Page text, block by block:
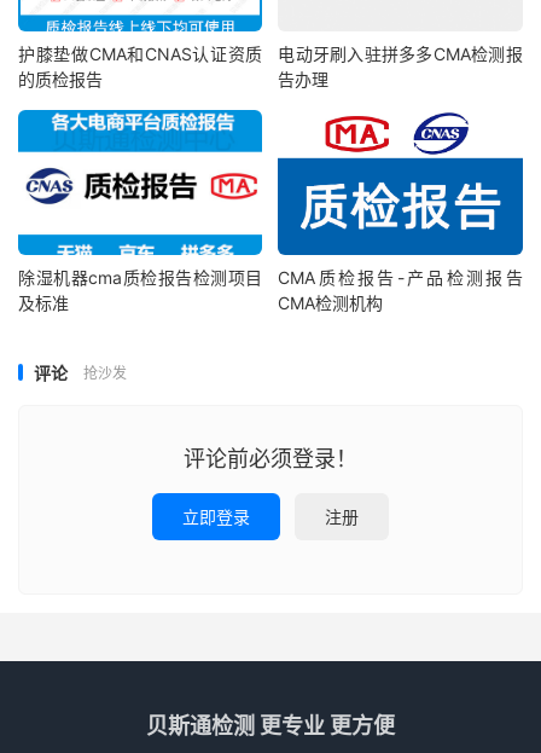
护膝垫做CMA和CNAS认证资质
的质检报告
电动牙刷入驻拼多多CMA检测报
告办理
除湿机器cma质检报告检测项目
及标准
CMA质检报告-产品检测报告
CMA检测机构
评论 抢沙发
评论前必须登录！
立即登录 注册
贝斯通检测 更专业 更方便